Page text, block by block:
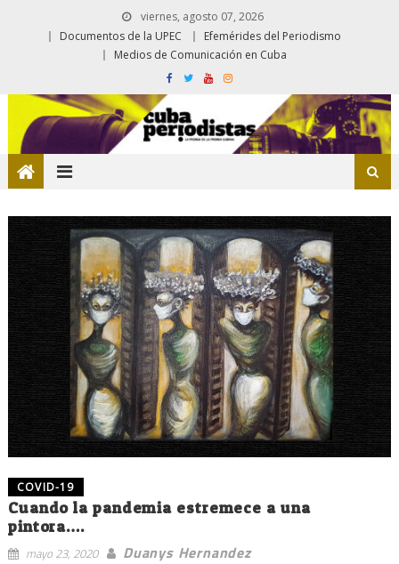
viernes, agosto 07, 2026
Documentos de la UPEC
Efemérides del Periodismo
Medios de Comunicación en Cuba
COVID-19
Cuando la pandemia estremece a una
pintora….
mayo 23, 2020
Duanys Hernandez